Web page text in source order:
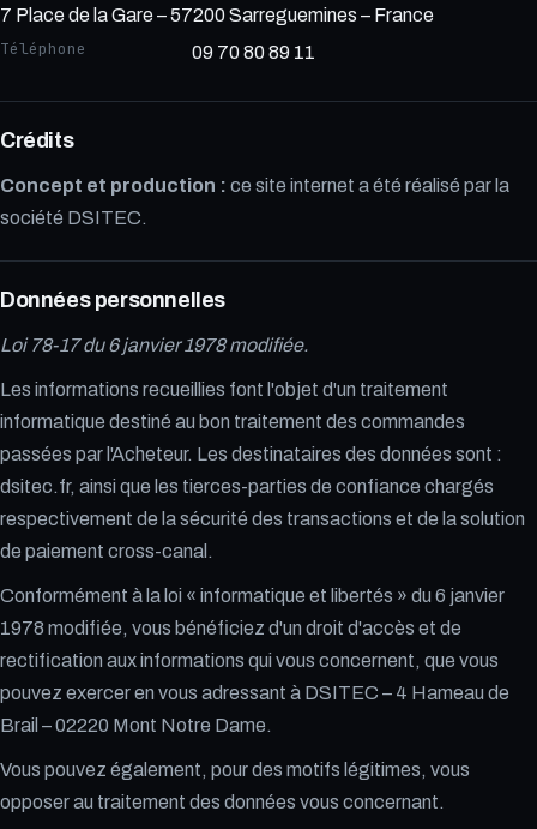
7 Place de la Gare – 57200 Sarreguemines – France
Téléphone
09 70 80 89 11
Crédits
Concept et production : ce site internet a été réalisé par la
société DSITEC.
Données personnelles
Loi 78-17 du 6 janvier 1978 modifiée.
Les informations recueillies font l'objet d'un traitement
informatique destiné au bon traitement des commandes
passées par l'Acheteur. Les destinataires des données sont :
dsitec.fr, ainsi que les tierces-parties de confiance chargés
respectivement de la sécurité des transactions et de la solution
de paiement cross-canal.
Conformément à la loi « informatique et libertés » du 6 janvier
1978 modifiée, vous bénéficiez d'un droit d'accès et de
rectification aux informations qui vous concernent, que vous
pouvez exercer en vous adressant à DSITEC – 4 Hameau de
Brail – 02220 Mont Notre Dame.
Vous pouvez également, pour des motifs légitimes, vous
opposer au traitement des données vous concernant.